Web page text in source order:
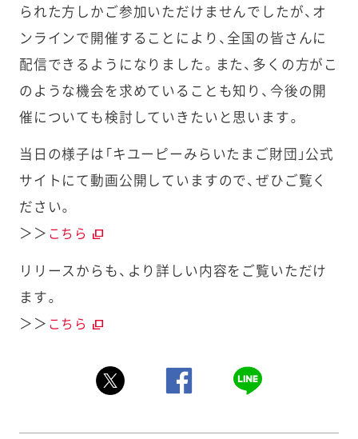
られた方しかご参加いただけませんでしたが、オ
ンラインで開催することにより、全国の皆さんに
配信できるようになりました。また、多くの方がこ
のような機会を求めていることも知り、今後の開
催についても検討していきたいと思います。
当日の様子は「キユーピーみらいたまご財団」公式
サイトにて動画公開していますので、ぜひご覧く
ださい。
＞＞ こちら
リリースからも、より詳しい内容をご覧いただけ
ます。
＞＞ こちら